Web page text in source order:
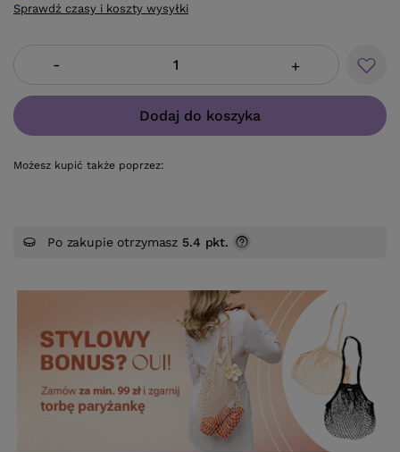
- +
Dodaj do koszyka
Możesz kupić także poprzez:
Sprawdź czasy i koszty wysyłki
Po zakupie otrzymasz 5.4 pkt.